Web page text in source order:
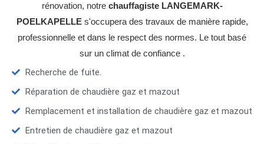
rénovation, notre chauffagiste LANGEMARK-
POELKAPELLEs'occupera des travaux de manière rapide,
professionnelle et dans le respect des normes. Le tout basé
sur un climat de confiance .
Recherche de fuite.
Réparation de chaudière gaz et mazout
Remplacement et installation de chaudière gaz et mazout
Entretien de chaudière gaz et mazout